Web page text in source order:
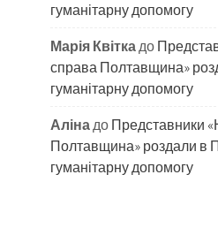
гуманітарну допомогу
Марія Квіткадо
справа Полтавщина»
гуманітарну допомогу
АлінадоПредставники
Полтавщина» роздали в
гуманітарну допомогу